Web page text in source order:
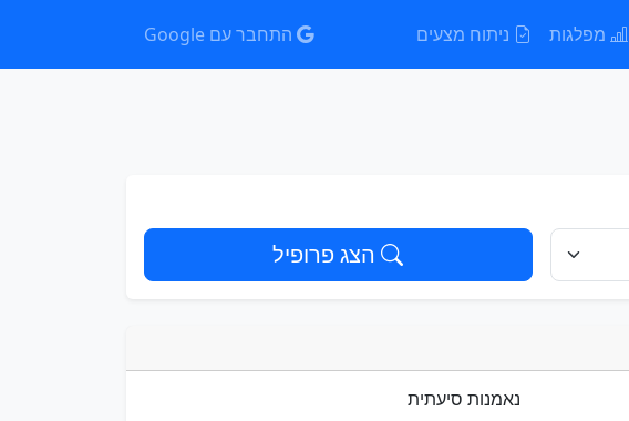
מפלגות ניתוח מצעים התחבר עם Google
הצג פרופיל
נאמנות סיעתית